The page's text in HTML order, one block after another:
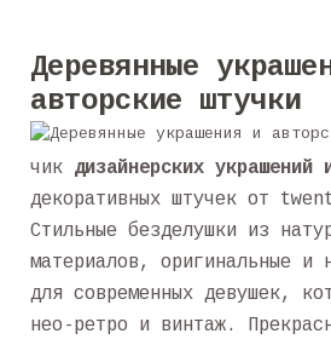
Деревянные
авторские штучки
чик дизайнерских украшений
декоративных штучек от
Стильные безделушки из
материалов, оригинальные и
для современных девушек,
нео-ретро и винтаж.